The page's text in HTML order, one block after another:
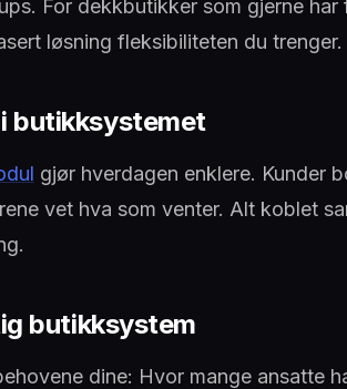
For dekkbutikker som gjerne
løsning fleksibiliteten du trenger.
butikksystemet
gjør hverdagen enklere. Kunder
vet hva som venter. Alt koblet
butikksystem
dine: Hvor mange ansatte